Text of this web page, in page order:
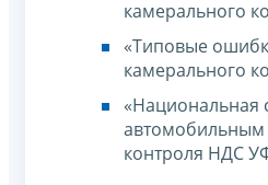
камерального
«Типовые
камерального
«Национальная
автомобильным
контроля НДС